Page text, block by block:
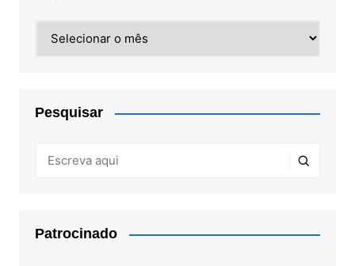
Pesquisar
Patrocinado